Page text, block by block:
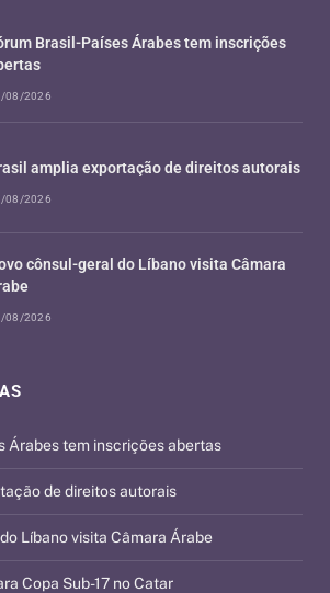
Árabes tem inscrições abertas
de direitos autorais
Líbano visita Câmara Árabe
Copa Sub-17 no Catar
Brasil-Países Árabes tem inscrições
08/2026
amplia exportação de direitos autorais
08/2026
cônsul-geral do Líbano visita Câmara
08/2026